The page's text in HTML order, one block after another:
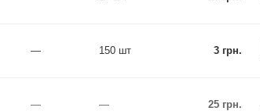
— 150 шт 3 грн.
— — 25 грн.